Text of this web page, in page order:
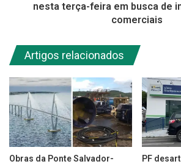
nesta terça-feira em busca de
comerciais
Artigos relacionados
Obras da Ponte Salvador-
PF